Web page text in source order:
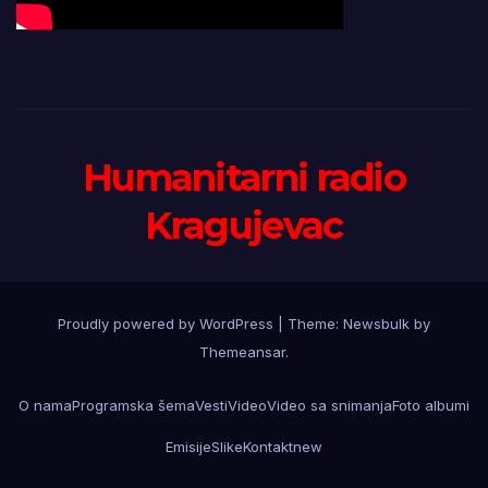
Humanitarni radio
Kragujevac
Proudly powered by WordPress Theme: Newsbulk by
Themeansar.
O namaProgramska šemaVestiVideoVideo sa snimanjaFoto albumi
EmisijeSlikeKontaktnew